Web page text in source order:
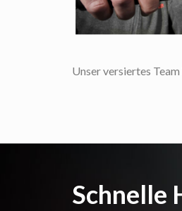
Unser versiertes
Schnelle